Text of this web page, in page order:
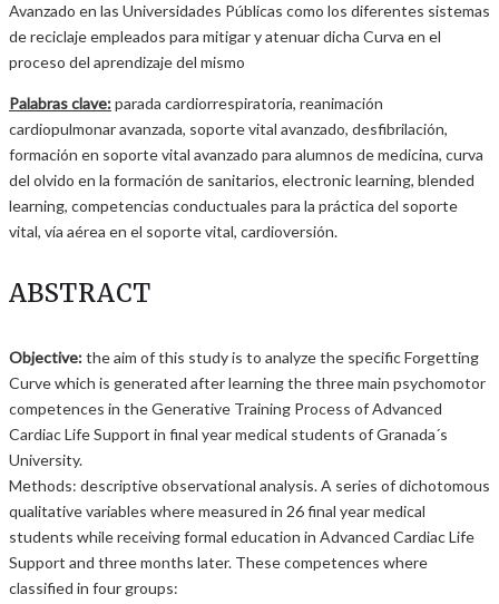
Avanzado en las Universidades Públicas como los diferentes sistemas
de reciclaje empleados para mitigar y atenuar dicha Curva en el
proceso del aprendizaje del mismo
Palabras clave:parada cardiorrespiratoria, reanimación
cardiopulmonar avanzada, soporte vital avanzado, desfibrilación,
formación en soporte vital avanzado para alumnos de medicina, curva
del olvido en la formación de sanitarios, electronic learning, blended
learning, competencias conductuales para la práctica del soporte
vital, vía aérea en el soporte vital, cardioversión.
ABSTRACT
Objective:the aim of this study is to analyze the specific Forgetting
Curve which is generated after learning the three main psychomotor
competences in the Generative Training Process of Advanced
Cardiac Life Support in final year medical students of Granada´s
University.
Methods: descriptive observational analysis. A series of dichotomous
qualitative variables where measured in 26 final year medical
students while receiving formal education in Advanced Cardiac Life
Support and three months later. These competences where
classified in four groups: